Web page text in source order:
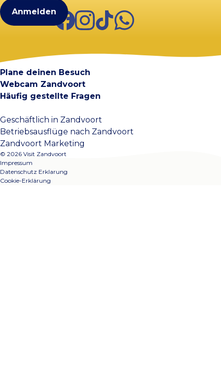
FacebookInstagram
TikTokWhatsApp
Plane deinen Besuch
Webcam Zandvoort
Häufig gestellte Fragen
Geschäftlich in Zandvoort
Betriebsausflüge nach Zandvoort
Zandvoort Marketing
© 2026 Visit Zandvoort
Impressum
Datenschutz Erklarung
Cookie-Erklärung